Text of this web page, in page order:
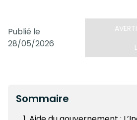
Publié le
28/05/2026
Sommaire